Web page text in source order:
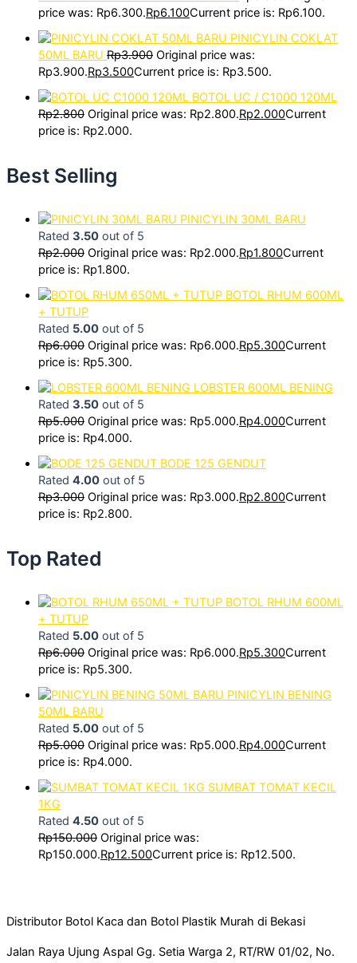
price was: Rp6.300.Rp6.100Current price is: Rp6.100.
PINICYLIN COKLAT
50ML BARU Rp3.900 Original price was:
Rp3.900.Rp3.500Current price is: Rp3.500.
BOTOL UC / C1000 120ML
Rp2.800 Original price was: Rp2.800.Rp2.000Current
price is: Rp2.000.
Best Selling
PINICYLIN 30ML BARU
Rated 3.50 out of 5
Rp2.000 Original price was: Rp2.000.Rp1.800Current
price is: Rp1.800.
BOTOL RHUM 600ML
+ TUTUP
Rated 5.00 out of 5
Rp6.000 Original price was: Rp6.000.Rp5.300Current
price is: Rp5.300.
LOBSTER 600ML BENING
Rated 3.50 out of 5
Rp5.000 Original price was: Rp5.000.Rp4.000Current
price is: Rp4.000.
BODE 125 GENDUT
Rated 4.00 out of 5
Rp3.000 Original price was: Rp3.000.Rp2.800Current
price is: Rp2.800.
Top Rated
BOTOL RHUM 600ML
+ TUTUP
Rated 5.00 out of 5
Rp6.000 Original price was: Rp6.000.Rp5.300Current
price is: Rp5.300.
PINICYLIN BENING
50ML BARU
Rated 5.00 out of 5
Rp5.000 Original price was: Rp5.000.Rp4.000Current
price is: Rp4.000.
SUMBAT TOMAT KECIL
1KG
Rated 4.50 out of 5
Rp150.000 Original price was:
Rp150.000.Rp12.500Current price is: Rp12.500.
Distributor Botol Kaca dan Botol Plastik Murah di Bekasi
Jalan Raya Ujung Aspal Gg. Setia Warga 2, RT/RW 01/02, No.